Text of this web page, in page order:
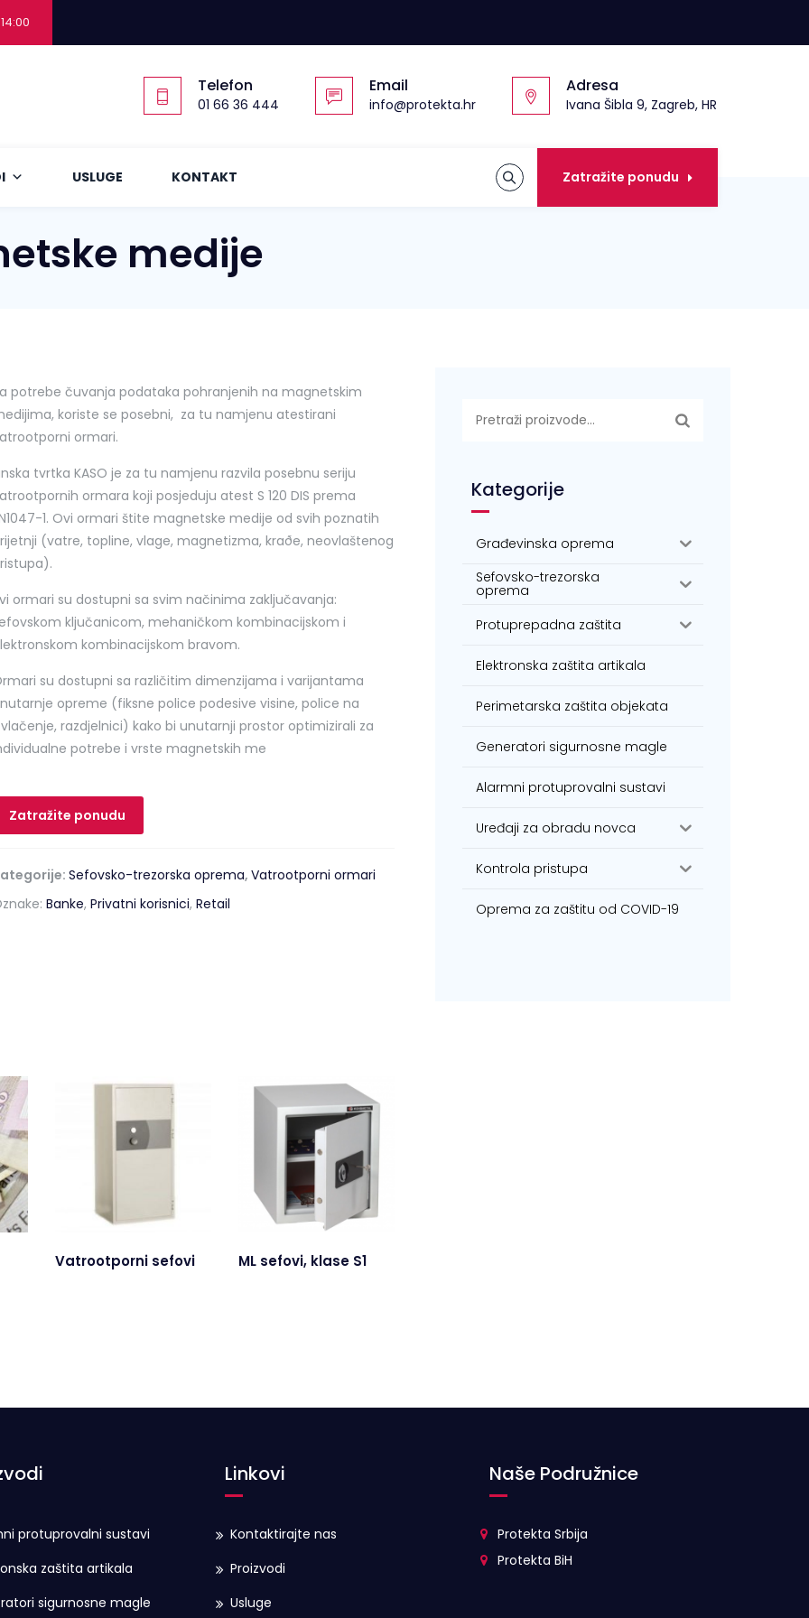
Telefon
01 66 36 444
Email
info@protekta.hr
Adresa
Ivana Šibla 9, Zagreb, HR
USLUGE KONTAKT Zatražite ponudu
medije
potrebe čuvanja podataka pohranjenih na magnetskim
koriste se posebni, za tu namjenu atestirani
ormari.
tvrtka KASO je za tu namjenu razvila posebnu seriju
ormara koji posjeduju atest S 120 DIS prema
1. Ovi ormari štite magnetske medije od svih poznatih
(vatre, topline, vlage, magnetizma, kraðe, neovlaštenog
ormari su dostupni sa svim načinima zaključavanja:
ključanicom, mehaničkom kombinacijskom i
kombinacijskom bravom.
su dostupni sa različitim dimenzijama i varijantama
opreme (fiksne police podesive visine, police na
razdjelnici) kako bi unutarnji prostor optimizirali za
potrebe i vrste magnetskih me
Zatražite ponudu
Sefovsko-trezorska oprema, Vatrootporni ormari
Banke, Privatni korisnici, Retail
Vatrootporni sefovi ML sefovi, klase S1
PRETRAŽI
Kategorije
Građevinska oprema
Sefovsko-trezorska
oprema
Protuprepadna zaštita
Elektronska zaštita artikala
Perimetarska zaštita objekata
Generatori sigurnosne magle
Alarmni protuprovalni sustavi
Uređaji za obradu novca
Kontrola pristupa
Oprema za zaštitu od COVID-19
protuprovalni sustavi
zaštita artikala
sigurnosne magle
Linkovi
Kontaktirajte nas
Proizvodi
Usluge
Naše Podružnice
Protekta Srbija
Protekta BiH